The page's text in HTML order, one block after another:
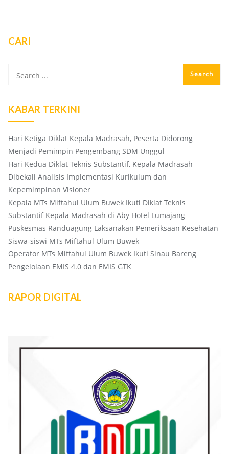
CARI
KABAR TERKINI
Hari Ketiga Diklat Kepala Madrasah, Peserta Didorong
Menjadi Pemimpin Pengembang SDM Unggul
Hari Kedua Diklat Teknis Substantif, Kepala Madrasah
Dibekali Analisis Implementasi Kurikulum dan
Kepemimpinan Visioner
Kepala MTs Miftahul Ulum Buwek Ikuti Diklat Teknis
Substantif Kepala Madrasah di Aby Hotel Lumajang
Puskesmas Randuagung Laksanakan Pemeriksaan Kesehatan
Siswa-siswi MTs Miftahul Ulum Buwek
Operator MTs Miftahul Ulum Buwek Ikuti Sinau Bareng
Pengelolaan EMIS 4.0 dan EMIS GTK
RAPOR DIGITAL